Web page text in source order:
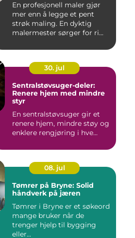
En profesjonell maler gjør
mer enn å legge et pent
strøk maling. En dyktig
malermester sørger for ri...
30. jul
Sentralstøvsuger-deler:
Renere hjem med mindre
styr
En sentralstøvsuger gir et
renere hjem, mindre støy og
enklere rengjøring i hve...
08. jul
Tømrer på Bryne: Solid
håndverk på jæren
Tømrer i Bryne er et søkeord
mange bruker når de
trenger hjelp til bygging
eller...